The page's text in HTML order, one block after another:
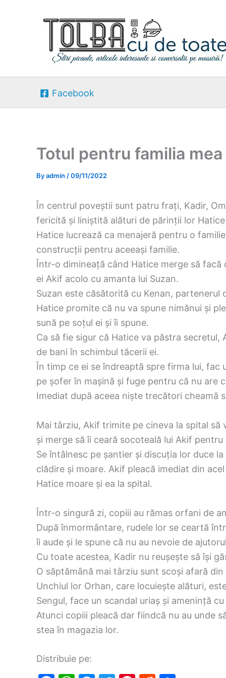
Facebook
Totul pentru familia
Byadmin /09/11/2022
În centrul poveștii sunt patru frați, Kadir,
fericită și liniștită alături de părinții lor Hatice
Hatice lucrează ca menajeră pentru o
construcții pentru aceeași familie.
Într-o dimineață când Hatice merge să facă
ei Akif acolo cu amanta lui Suzan.
Suzan este căsătorită cu Kenan, partenerul
Hatice promite că nu va spune nimănui și
sună pe soțul ei și îi spune.
Ca să fie sigur că Hatice va păstra secretul,
de bani în schimbul tăcerii ei.
În timp ce ei se îndreaptă spre firma lui, fac
pe șofer în mașină și fuge pentru că nu are
Imediat după aceea niște trecători cheamă
Mai târziu, Akif trimite pe cineva la spital
și merge să îi ceară socoteală lui Akif
Se întâlnesc pe șantier și discuția lor duce
clădire și moare. Akif pleacă imediat din
Hatice moare și ea la spital.
Într-o singură zi, copiii au rămas orfani de
După înmormântare, rudele lor se ceartă
îi aude și le spune că nu au nevoie de
Cu toate acestea, Kadir nu reușește să își
O săptămână mai târziu sunt scoși afară
Unchiul lor Orhan, care locuiește alături,
Sengul, face un scandal uriaș și amenință
Atunci copiii pleacă dar fiindcă nu au unde
stea în magazia lor.
Distribuie pe: